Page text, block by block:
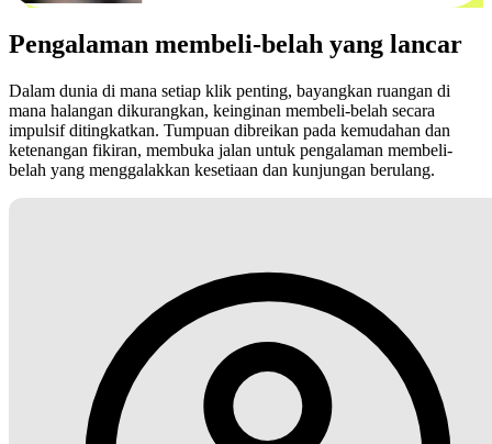
Pengalaman membeli-belah yang lancar
Dalam dunia di mana setiap klik penting, bayangkan ruangan di
mana halangan dikurangkan, keinginan membeli-belah secara
impulsif ditingkatkan. Tumpuan dibreikan pada kemudahan dan
ketenangan fikiran, membuka jalan untuk pengalaman membeli-
belah yang menggalakkan kesetiaan dan kunjungan berulang.